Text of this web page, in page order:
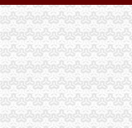
2015年国家公务员重庆
重庆海关年报
2012年重庆海关税务、
长江经济带海关“12关如
全国通关一体化启动重
重庆海关顺利切换全国
重庆海关关于2012年度